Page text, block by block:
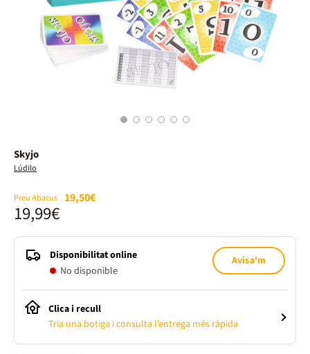
1 2 3 4 5 6
Skyjo
Lúdilo
Preu Abacus 19,50€
19,99€
Disponibilitat online
No disponible
Avisa'm
Clica i recull
Tria una botiga i consulta l’entrega més ràpida